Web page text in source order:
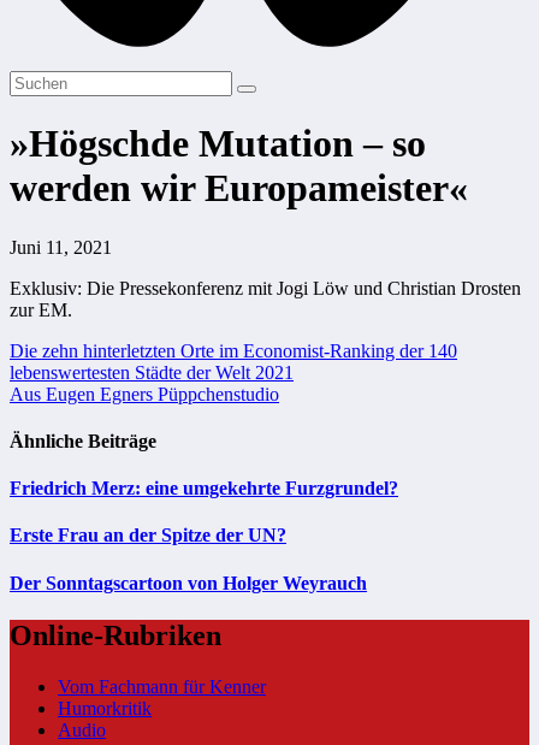
»Högschde Mutation – so
werden wir Europameister«
Juni 11, 2021
Exklusiv: Die Pressekonferenz mit Jogi Löw und Christian Drosten
zur EM.
Beitragsnavigation
Die zehn hinterletzten Orte im Economist-Ranking der 140
lebenswertesten Städte der Welt 2021
Aus Eugen Egners Püppchenstudio
Ähnliche Beiträge
Friedrich Merz: eine umgekehrte Furzgrundel?
Erste Frau an der Spitze der UN?
Der Sonntagscartoon von Holger Weyrauch
Online-Rubriken
Vom Fachmann für Kenner
Humorkritik
Audio